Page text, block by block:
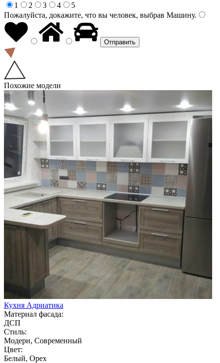
1
2 3 4
5
Пожалуйста, докажите, что вы человек, выбрав Машину.
Похожие модели
Кухня Адриатика
Материал фасада:
ДСП
Стиль:
Модерн, Современный
Цвет:
Белый, Орех